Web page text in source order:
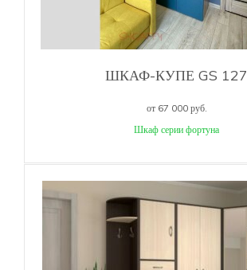
ШКАФ-КУПЕ GS 127
от 67 000 руб.
Шкаф серии фортуна